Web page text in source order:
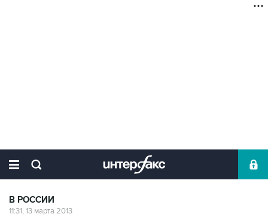
В РОССИИ
11:31, 13 марта 2013